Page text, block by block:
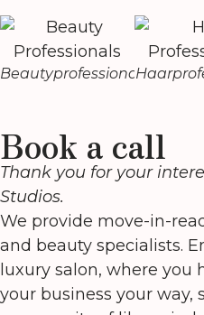
Beautyprofessionals
Book a call
Thank you for your
Studios.
We provide move-in-
and beauty specialists.
luxury salon, where you
your business your way,